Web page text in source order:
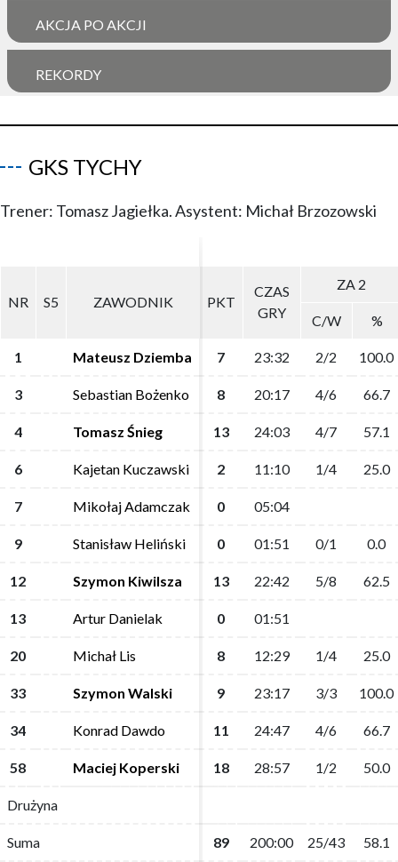
AKCJA PO AKCJI
REKORDY
GKS TYCHY
Trener: Tomasz Jagiełka. Asystent: Michał Brzozowski
NR S5 ZAWODNIK PKT
CZAS
GRY
ZA 2
C/W %
1 Mateusz Dziemba 7 23:32 2/2 100.0
3 Sebastian Bożenko 8 20:17 4/6 66.7
4 Tomasz Śnieg 13 24:03 4/7 57.1
6 Kajetan Kuczawski 2 11:10 1/4 25.0
7 Mikołaj Adamczak 0 05:04
9 Stanisław Heliński 0 01:51 0/1 0.0
12 Szymon Kiwilsza 13 22:42 5/8 62.5
13 Artur Danielak 0 01:51
20 Michał Lis 8 12:29 1/4 25.0
33 Szymon Walski 9 23:17 3/3 100.0
34 Konrad Dawdo 11 24:47 4/6 66.7
58 Maciej Koperski 18 28:57 1/2 50.0
Drużyna
Suma 89 200:00 25/43 58.1
NR S5 ZAWODNIK PKT
CZAS
GRY
ZA 2
C/W %
1 Mateusz Dziemba 7 23:32 2/2 100.0
3 Sebastian Bożenko 8 20:17 4/6 66.7
4 Tomasz Śnieg 13 24:03 4/7 57.1
6 Kajetan Kuczawski 2 11:10 1/4 25.0
7 Mikołaj Adamczak 0 05:04
9 Stanisław Heliński 0 01:51 0/1 0.0
12 Szymon Kiwilsza 13 22:42 5/8 62.5
13 Artur Danielak 0 01:51
20 Michał Lis 8 12:29 1/4 25.0
33 Szymon Walski 9 23:17 3/3 100.0
34 Konrad Dawdo 11 24:47 4/6 66.7
58 Maciej Koperski 18 28:57 1/2 50.0
Drużyna
Suma 89 200:00 25/43 58.1